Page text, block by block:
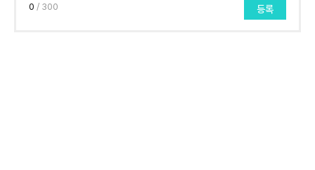
0 / 300 등록